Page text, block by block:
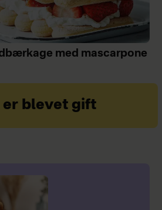
med mascarpone
er blevet gift